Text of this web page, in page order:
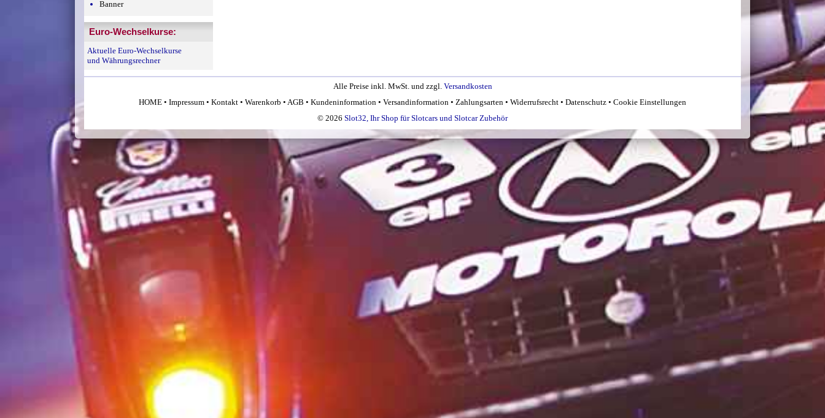
Banner
Euro-Wechselkurse:
Aktuelle Euro-Wechselkurse
und Währungsrechner
Alle Preise inkl. MwSt. und zzgl. Versandkosten
HOME • Impressum • Kontakt • Warenkorb • AGB • Kundeninformation • Versandinformation • Zahlungsarten • Widerrufsrecht • Datenschutz • Cookie Einstellungen
© 2026 Slot32, Ihr Shop für Slotcars und Slotcar Zubehör